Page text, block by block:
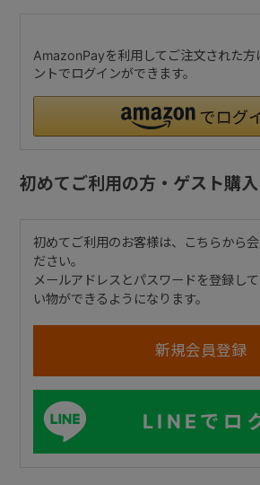
AmazonPayを利用してご注文された
ントでログインができます。
初めてご利用の方・ゲスト購
初めてご利用のお客様は、こちらから
ださい。
メールアドレスとパスワードを登録し
い物ができるようになります。
LINEでロ